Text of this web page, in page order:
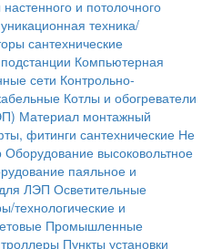
и потолочного
техника/
сантехнические
Компьютерная
сети Контрольно-
Котлы и обогреватели
Материал монтажный
фитинги сантехнические Не
Оборудование высоковольтное
паяльное и
ЛЭП Осветительные
технологические и
Промышленные
Пункты установки